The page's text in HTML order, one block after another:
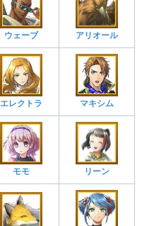
ウェーブ アリオール
エレクトラ マキシム
モモ リーン